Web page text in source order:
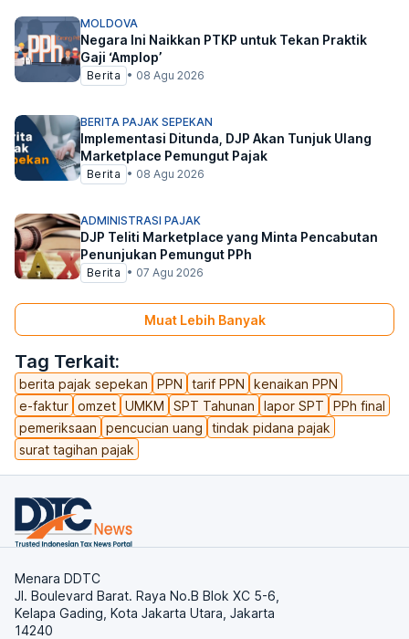
Tag Terkait:
berita pajak sepekan PPN tarif PPN
kenaikan PPN
e-faktur omzet UMKM SPT Tahunan lapor SPT
PPh final
pemeriksaan
pencucian uang
tindak pidana pajak
surat tagihan pajak
MOLDOVA
Negara Ini Naikkan PTKP untuk Tekan Praktik
Gaji ‘Amplop’
Berita • 08 Agu 2026
BERITA PAJAK SEPEKAN
Implementasi Ditunda, DJP Akan Tunjuk Ulang
Marketplace Pemungut Pajak
Berita • 08 Agu 2026
ADMINISTRASI PAJAK
DJP Teliti Marketplace yang Minta Pencabutan
Penunjukan Pemungut PPh
Berita • 07 Agu 2026
Muat Lebih Banyak
Menara DDTC
Jl. Boulevard Barat. Raya No.B Blok XC 5-6,
Kelapa Gading, Kota Jakarta Utara, Jakarta
14240